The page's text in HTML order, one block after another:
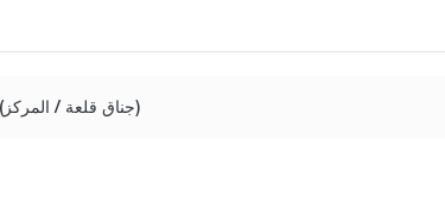
(جناق قلعة / المركز)